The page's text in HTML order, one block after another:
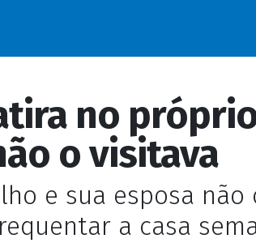
no
o visitava
e sua esposa
a casa